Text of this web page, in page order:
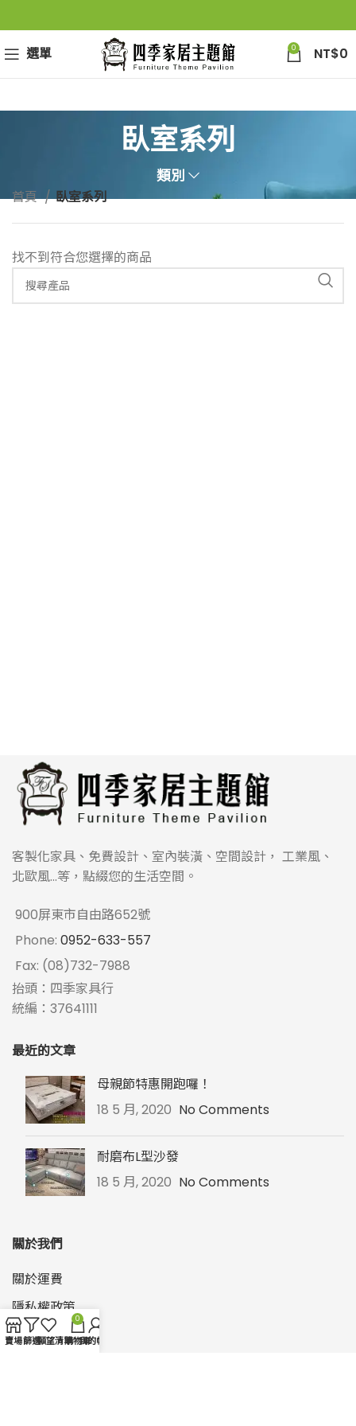
選單 0 NT$0
臥室系列
類別
首頁 臥室系列
找不到符合您選擇的商品
客製化家具、免費設計、室內裝潢、空間設計， 工業風、
北歐風...等，點綴您的生活空間。
900屏東市自由路652號
Phone: 0952-633-557
Fax: (08)732-7988
抬頭：四季家具行
統編：37641111
最近的文章
母親節特惠開跑囉！
18 5 月, 2020 No Comments
耐磨布L型沙發
18 5 月, 2020 No Comments
關於我們
關於運費
隱私權政策
退換貨說明
賣場篩選願望清單
0
購物車我的帳戶